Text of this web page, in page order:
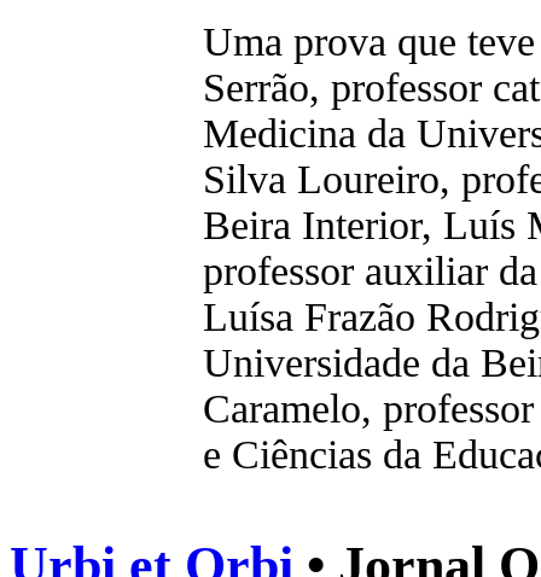
Uma prova que
Serrão, professor
Medicina da
Silva Loureiro,
Beira Interior, Luís
professor auxiliar
Luísa Frazão
Universidade da
Caramelo,
e Ciências da